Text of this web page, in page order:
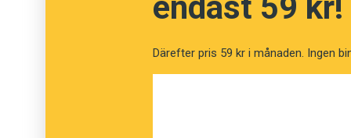
Därefter pris 59 kr i månaden. Ingen